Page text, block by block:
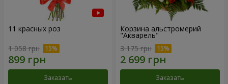
11 красных роз
1 058 грн
Заказать
Корзина альстромерий
"Акварель"
3 175 грн
Заказать